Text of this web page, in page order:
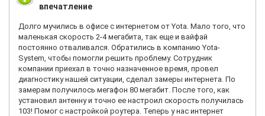
впечатление
Долго мучились в офисе с интернетом от Yota. Мало того, что
маленькая скорость 2-4 мегабита, так еще и вайфай
постоянно отваливался. Обратились в компанию Yota-
System, чтобы помогли решить проблему. Сотрудник
компании приехал в точно назначенное время, провел
диагностику нашей ситуации, сделал замеры интернета. По
замерам получилось мегафон 80 мегабит. После того, как
установил антенну и точно ее настроил скорость получилась
103! Помог с настройкой роутера. Теперь у нас интернет